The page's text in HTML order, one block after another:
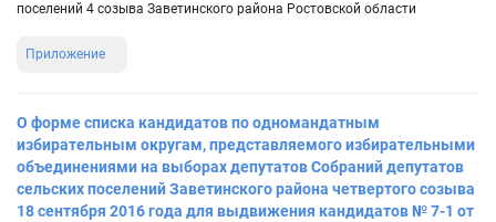
поселений 4 созыва Заветинского района Ростовской области
Приложение
О форме списка кандидатов по одномандатным
избирательным округам, представляемого избирательными
объединениями на выборах депутатов Собраний депутатов
сельских поселений Заветинского района четвертого созыва
18 сентября 2016 года для выдвижения кандидатов № 7-1 от